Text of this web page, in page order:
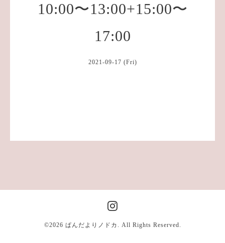
10:00〜13:00+15:00〜
17:00
2021-09-17 (Fri)
©2026 ぱんだよりノドカ . All Rights Reserved.